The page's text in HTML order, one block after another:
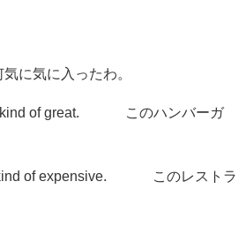
気に入ったわ。
kind ofgreat. このハンバーガ
ofexpensive. このレストラ